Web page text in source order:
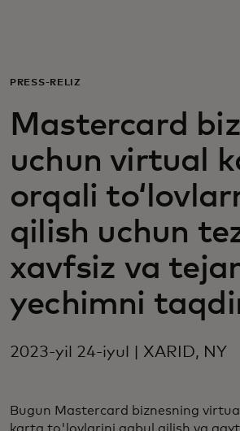
Biznes uchun
Butun dunyo uchun
Innovatorlar uchun
Yangiliklar va trendlar
PRESS-RELIZ
Mastercard
uchun virtual
orqali
qilish uchun
xavfsiz va
yechimni
2023-yil 24-iyul | XARID, NY
Bugun Mastercard biznesning virtual